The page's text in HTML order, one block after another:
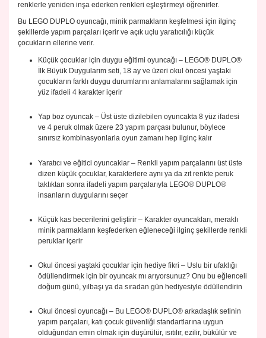
renklerle yeniden inşa ederken renkleri eşleştirmeyi öğrenirler.
Bu LEGO DUPLO oyuncağı, minik parmakların keşfetmesi için ilginç
şekillerde yapım parçaları içerir ve açık uçlu yaratıcılığı küçük
çocukların ellerine verir.
Küçük çocuklar için duygu eğitimi oyuncağı – LEGO® DUPLO®
İlk Büyük Duygularım seti, 18 ay ve üzeri okul öncesi yaştaki
çocukların farklı duygu durumlarını anlamalarını sağlamak için
yüz ifadeli 4 karakter içerir
Yap boz oyuncak – Üst üste dizilebilen oyuncakta 8 yüz ifadesi
ve 4 peruk olmak üzere 23 yapım parçası bulunur, böylece
sınırsız kombinasyonlarla oyun zamanı hep ilginç kalır
Yaratıcı ve eğitici oyuncaklar – Renkli yapım parçalarını üst üste
dizen küçük çocuklar, karakterlere aynı ya da zıt renkte peruk
taktıktan sonra ifadeli yapım parçalarıyla LEGO® DUPLO®
insanların duygularını seçer
Küçük kas becerilerini geliştirir – Karakter oyuncakları, meraklı
minik parmakların keşfederken eğleneceği ilginç şekillerde renkli
peruklar içerir
Okul öncesi yaştaki çocuklar için hediye fikri – Uslu bir ufaklığı
ödüllendirmek için bir oyuncak mı arıyorsunuz? Onu bu eğlenceli
doğum günü, yılbaşı ya da sıradan gün hediyesiyle ödüllendirin
Okul öncesi oyuncağı – Bu LEGO® DUPLO® arkadaşlık setinin
yapım parçaları, katı çocuk güvenliği standartlarına uygun
olduğundan emin olmak için düşürülür, ısıtılır, ezilir, bükülür ve